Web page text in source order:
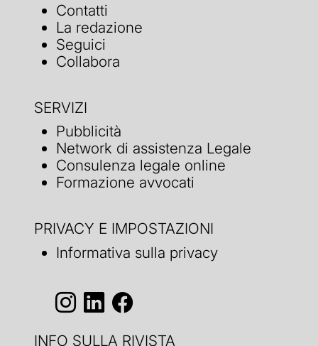
Contatti
La redazione
Seguici
Collabora
SERVIZI
Pubblicità
Network di assistenza Legale
Consulenza legale online
Formazione avvocati
PRIVACY E IMPOSTAZIONI
Informativa sulla privacy
INFO SULLA RIVISTA